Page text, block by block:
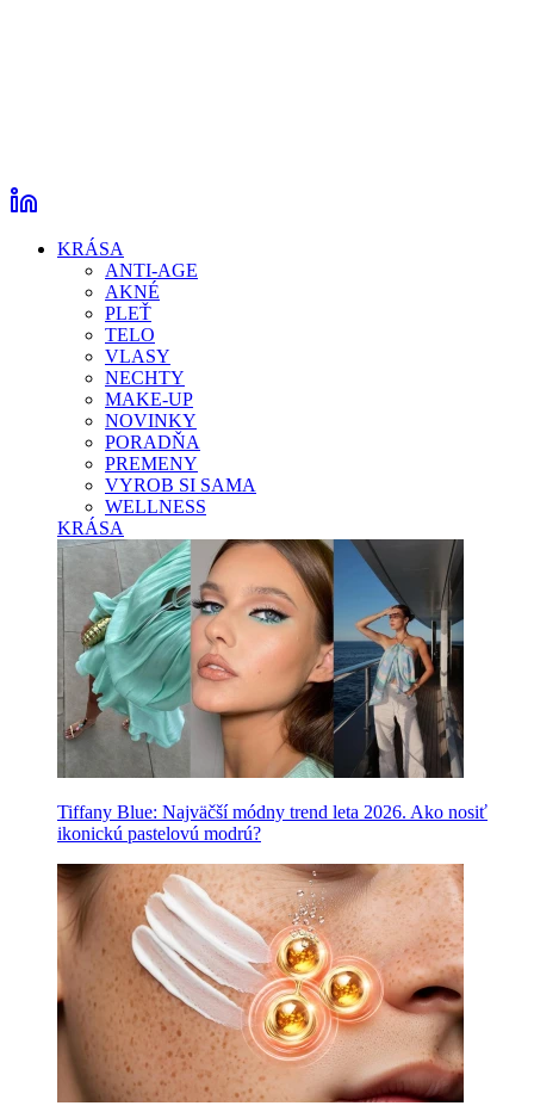
KRÁSA
ANTI-AGE
AKNÉ
PLEŤ
TELO
VLASY
NECHTY
MAKE-UP
NOVINKY
PORADŇA
PREMENY
VYROB SI SAMA
WELLNESS
KRÁSA
Tiffany Blue: Najväčší módny trend leta 2026. Ako nosiť
ikonickú pastelovú modrú?